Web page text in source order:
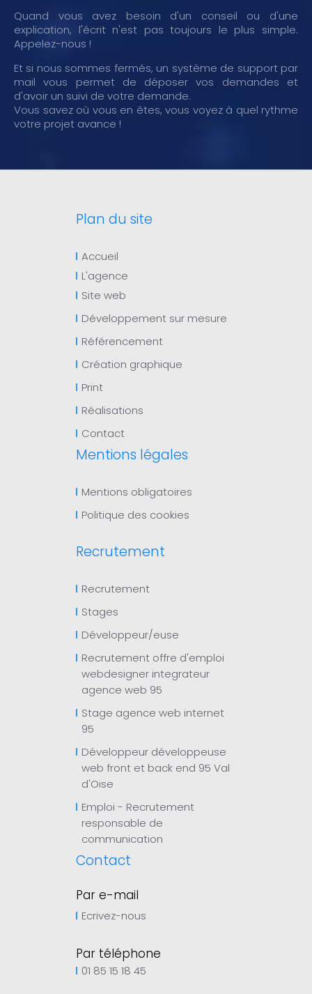
Quand vous avez besoin d'un conseil ou d'une
explication, l'écrit n'est pas toujours le plus simple.
Appelez-nous !
Et si nous sommes fermés, un système de support par
mail vous permet de déposer vos demandes et
d'avoir un suivi de votre demande.
Vous savez où vous en êtes, vous voyez à quel rythme
votre projet avance !
Plan du site
Accueil
L'agence
Site web
Développement sur mesure
Référencement
Création graphique
Print
Réalisations
Contact
Mentions légales
Mentions obligatoires
Politique des cookies
Recrutement
Recrutement
Stages
Développeur/euse
Recrutement offre d'emploi
webdesigner integrateur
agence web 95
Stage agence web internet
95
Développeur développeuse
web front et back end 95 Val
d'Oise
Emploi - Recrutement
responsable de
communication
Contact
Par e-mail
Ecrivez-nous
Par téléphone
01 85 15 18 45